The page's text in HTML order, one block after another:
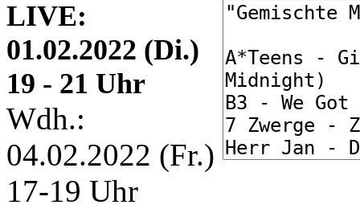
LIVE:
01.02.2022 (Di.)
19 - 21 Uhr
Wdh.:
04.02.2022 (Fr.)
17-19 Uhr